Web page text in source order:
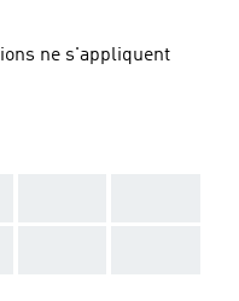
ne s'appliquent